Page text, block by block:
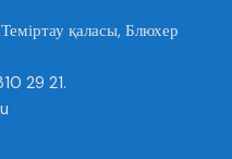
қаласы, Блюхер
29 21.